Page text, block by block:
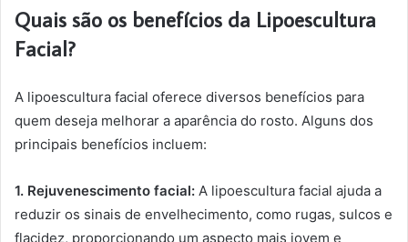
Quais são os benefícios da Lipoescultura
Facial?
A lipoescultura facial oferece diversos benefícios para
quem deseja melhorar a aparência do rosto. Alguns dos
principais benefícios incluem:
1. Rejuvenescimento facial: A lipoescultura facial ajuda a
reduzir os sinais de envelhecimento, como rugas, sulcos e
flacidez, proporcionando um aspecto mais jovem e